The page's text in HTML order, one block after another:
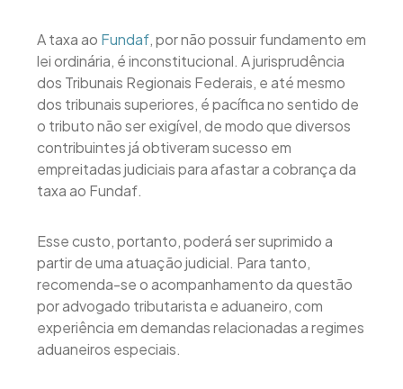
A taxa ao Fundaf, por não possuir fundamento em
lei ordinária, é inconstitucional. A jurisprudência
dos Tribunais Regionais Federais, e até mesmo
dos tribunais superiores, é pacífica no sentido de
o tributo não ser exigível, de modo que diversos
contribuintes já obtiveram sucesso em
empreitadas judiciais para afastar a cobrança da
taxa ao Fundaf.
Esse custo, portanto, poderá ser suprimido a
partir de uma atuação judicial. Para tanto,
recomenda-se o acompanhamento da questão
por advogado tributarista e aduaneiro, com
experiência em demandas relacionadas a regimes
aduaneiros especiais.